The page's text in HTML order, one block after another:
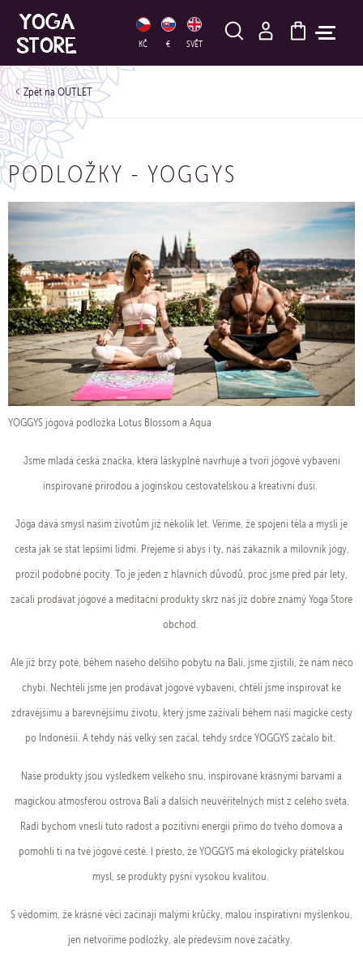
KČ € SVĚT
HLEDAT
OUTLET
PODLOŽKY - YOGGYS
YOGGYS jógová podložka Lotus Blossom a Aqua
Jsme mladá česká značka, která láskyplně navrhuje a tvoří jógové vybavení
inspirované přírodou a jogínskou cestovatelskou a kreativní duší.
Jóga dává smysl našim životům již několik let. Věříme, že spojení těla a mysli je
cesta jak se stát lepšími lidmi. Přejeme si abys i ty, náš zákazník a milovník jógy,
prožil podobné pocity. To je jeden z hlavních důvodů, proč jsme před pár lety,
začali prodávat jógové a meditační produkty skrz náš již dobře známý Yoga Store
obchod.
Ale již brzy poté, během našeho delšího pobytu na Bali, jsme zjistili, že nám něco
chybí. Nechtěli jsme jen prodávat jógové vybavení, chtěli jsme inspirovat ke
zdravějšímu a barevnějšímu životu, který jsme zažívali během naší magické cesty
po Indonésii. A tehdy náš velký sen začal, tehdy srdce YOGGYS začalo bít.
Naše produkty jsou výsledkem velkého snu, inspirované krásnými barvami a
magickou atmosférou ostrova Bali a dalších neuvěřitelných míst z celého světa.
Rádi bychom vnesli tuto radost a pozitivní energii přímo do tvého domova a
pomohli ti na tvé jógové cestě. I přesto, že YOGGYS má ekologicky přátelskou
mysl, se produkty pyšní vysokou kvalitou.
S vědomím, že krásné věci začínají malými krůčky, malou inspirativní myšlenkou,
jen netvoříme podložky, ale především nové začátky.